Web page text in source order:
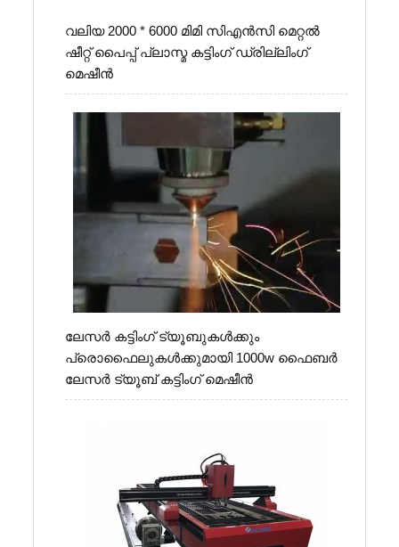
വലിയ 2000 * 6000 മിമി സി‌എൻ‌സി മെറ്റൽ
ഷീറ്റ് പൈപ്പ് പ്ലാസ്മ കട്ടിംഗ് ഡ്രില്ലിംഗ്
മെഷീൻ
ലേസർ കട്ടിംഗ് ട്യൂബുകൾക്കും
പ്രൊഫൈലുകൾക്കുമായി 1000w ഫൈബർ
ലേസർ ട്യൂബ് കട്ടിംഗ് മെഷീൻ